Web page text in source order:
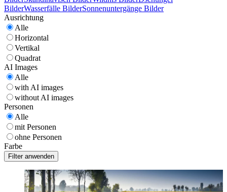
BilderWasserfälle BilderSonnenuntergänge Bilder
Ausrichtung
Alle
Horizontal
Vertikal
Quadrat
AI Images
Alle
with AI images
without AI images
Personen
Alle
mit Personen
ohne Personen
Farbe